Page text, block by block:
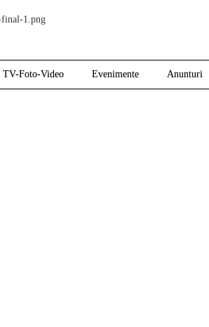
TV-Foto-Video Evenimente Anunturi